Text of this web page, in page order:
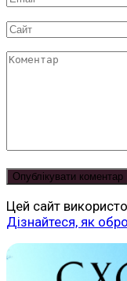
Сайт
Коментар
Цей сайт
Дізнайтеся, як